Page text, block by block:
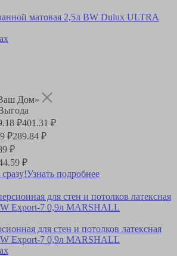
матовая 2,5л BW Dulux ULTRA
Дом»
₽401.31 ₽
₽289.84 ₽
₽
₽
Узнать подробнее
для стен и потолков латексная
Export-7 0,9л MARSHALL